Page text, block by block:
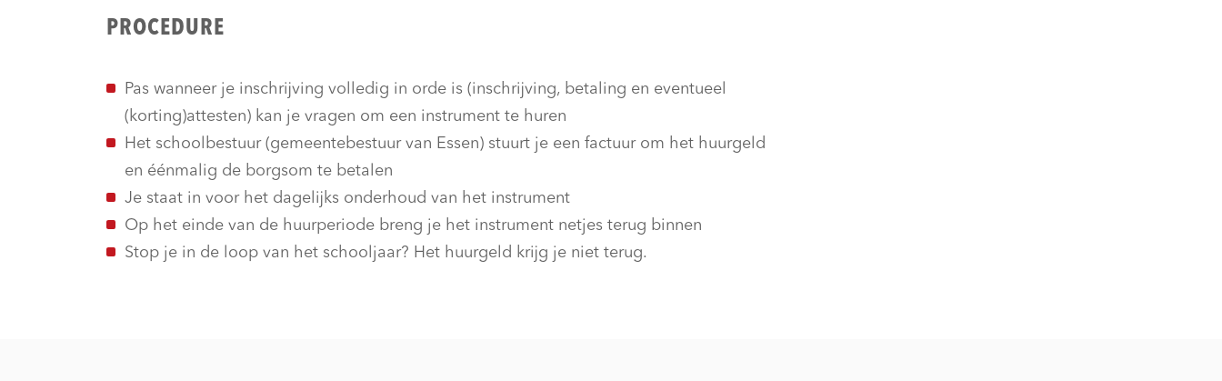
PROCEDURE
Pas wanneer je inschrijving volledig in orde is (inschrijving, betaling en eventueel
(korting)attesten) kan je vragen om een instrument te huren
Het schoolbestuur (gemeentebestuur van Essen) stuurt je een factuur om het huurgeld
en éénmalig de borgsom te betalen
Je staat in voor het dagelijks onderhoud van het instrument
Op het einde van de huurperiode breng je het instrument netjes terug binnen
Stop je in de loop van het schooljaar? Het huurgeld krijg je niet terug.